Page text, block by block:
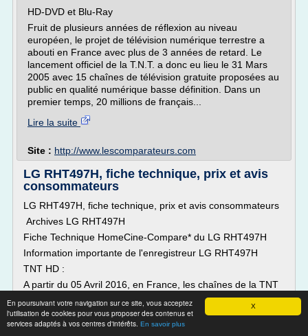
X
En poursuivant votre navigation sur ce site, vous acceptez
l'utilisation de cookies pour vous proposer des contenus et
services adaptés à vos centres d'intérêts. En savoir plus
HD-DVD et Blu-Ray
Fruit de plusieurs années de réflexion au niveau
européen, le projet de télévision numérique terrestre a
abouti en France avec plus de 3 années de retard. Le
lancement officiel de la T.N.T. a donc eu lieu le 31 Mars
2005 avec 15 chaînes de télévision gratuite proposées au
public en qualité numérique basse définition. Dans un
premier temps, 20 millions de français...
Lire la suite
Site : http://www.lescomparateurs.com
LG RHT497H, fiche technique, prix et avis
consommateurs
LG RHT497H, fiche technique, prix et avis consommateurs
Archives LG RHT497H
Fiche Technique HomeCine-Compare* du LG RHT497H
Information importante de l'enregistreur LG RHT497H
TNT HD :
A partir du 05 Avril 2016, en France, les chaînes de la TNT
sont émises dans un format NON compatible avec le LG
RHT497H.
Cet appareil est compatible avec le format MPEG2 (utilisé